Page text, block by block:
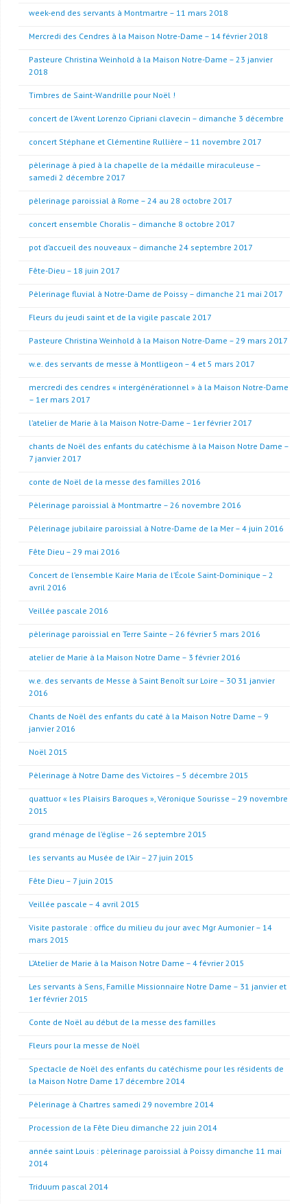
week-end des servants à Montmartre – 11 mars 2018
Mercredi des Cendres à la Maison Notre-Dame – 14 février 2018
Pasteure Christina Weinhold à la Maison Notre-Dame – 23 janvier
2018
Timbres de Saint-Wandrille pour Noël !
concert de l’Avent Lorenzo Cipriani clavecin – dimanche 3 décembre
concert Stéphane et Clémentine Rullière – 11 novembre 2017
pèlerinage à pied à la chapelle de la médaille miraculeuse –
samedi 2 décembre 2017
pèlerinage paroissial à Rome – 24 au 28 octobre 2017
concert ensemble Choralis – dimanche 8 octobre 2017
pot d’accueil des nouveaux – dimanche 24 septembre 2017
Fête-Dieu – 18 juin 2017
Pèlerinage fluvial à Notre-Dame de Poissy – dimanche 21 mai 2017
Fleurs du jeudi saint et de la vigile pascale 2017
Pasteure Christina Weinhold à la Maison Notre-Dame – 29 mars 2017
w.e. des servants de messe à Montligeon – 4 et 5 mars 2017
mercredi des cendres « intergénérationnel » à la Maison Notre-Dame
– 1er mars 2017
l’atelier de Marie à la Maison Notre-Dame – 1er février 2017
chants de Noël des enfants du catéchisme à la Maison Notre Dame –
7 janvier 2017
conte de Noël de la messe des familles 2016
Pèlerinage paroissial à Montmartre – 26 novembre 2016
Pèlerinage jubilaire paroissial à Notre-Dame de la Mer – 4 juin 2016
Fête Dieu – 29 mai 2016
Concert de l’ensemble Kaire Maria de l’École Saint-Dominique – 2
avril 2016
Veillée pascale 2016
pèlerinage paroissial en Terre Sainte – 26 février 5 mars 2016
atelier de Marie à la Maison Notre Dame – 3 février 2016
w.e. des servants de Messe à Saint Benoît sur Loire – 30 31 janvier
2016
Chants de Noël des enfants du caté à la Maison Notre Dame – 9
janvier 2016
Noël 2015
Pèlerinage à Notre Dame des Victoires – 5 décembre 2015
quattuor « les Plaisirs Baroques », Véronique Sourisse – 29 novembre
2015
grand ménage de l’église – 26 septembre 2015
les servants au Musée de l’Air – 27 juin 2015
Fête Dieu – 7 juin 2015
Veillée pascale – 4 avril 2015
Visite pastorale : office du milieu du jour avec Mgr Aumonier – 14
mars 2015
L’Atelier de Marie à la Maison Notre Dame – 4 février 2015
Les servants à Sens, Famille Missionnaire Notre Dame – 31 janvier et
1er février 2015
Conte de Noël au début de la messe des familles
Fleurs pour la messe de Noël
Spectacle de Noël des enfants du catéchisme pour les résidents de
la Maison Notre Dame 17 décembre 2014
Pèlerinage à Chartres samedi 29 novembre 2014
Procession de la Fête Dieu dimanche 22 juin 2014
année saint Louis : pèlerinage paroissial à Poissy dimanche 11 mai
2014
Triduum pascal 2014